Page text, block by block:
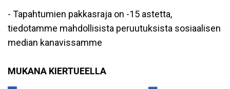
- Tapahtumien pakkasraja on -15 astetta,
tiedotamme mahdollisista peruutuksista sosiaalisen
median kanavissamme
MUKANA KIERTUEELLA